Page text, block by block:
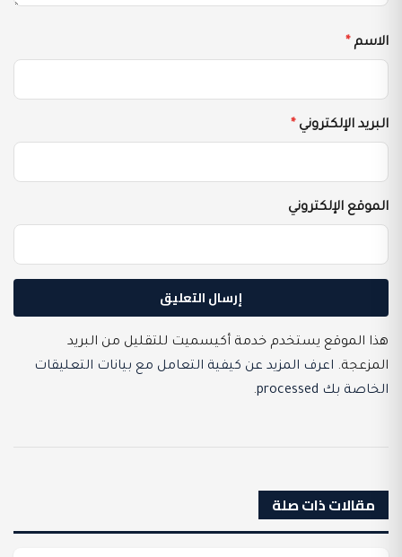
الاسم *
البريد الإلكتروني *
الموقع الإلكتروني
هذا الموقع يستخدم خدمة أكيسميت للتقليل من البريد
المزعجة. اعرف المزيد عن كيفية التعامل مع بيانات التعليقات
الخاصة بك processed
.
مقالات ذات صلة